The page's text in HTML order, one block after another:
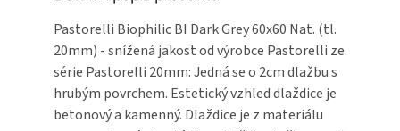
Pastorelli Biophilic BI Dark Grey 60x60 Nat. (tl.
20mm) - snížená jakost od výrobce Pastorelli ze
série Pastorelli 20mm: Jedná se o 2cm dlažbu s
hrubým povrchem. Estetický vzhled dlaždice je
betonový a kamenný. Dlaždice je z materiálu